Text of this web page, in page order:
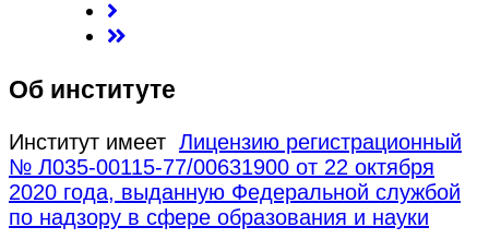
Об институте
Институт имеет Лицензию регистрационный
№ Л035-00115-77/00631900 от 22 октября
2020 года, выданную Федеральной службой
по надзору в сфере образования и науки